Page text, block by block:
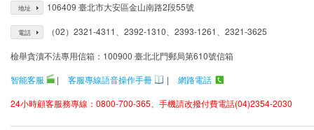
地址 106409 臺北市大安區金山南路2段55號
電話 （02）2321-4311、2392-1310、2393-1261、2321-3625
檢舉貪瀆不法專用信箱：100900 臺北北門郵局第610號信箱
智能客服
| 客服專線語音操作手冊 |
網路電話
24小時顧客服務專線：0800-700-365、手機請改撥付費電話(04)2354-2030